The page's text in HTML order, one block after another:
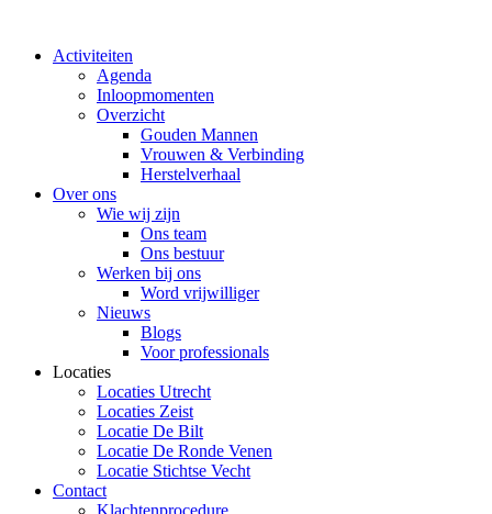
Activiteiten
Agenda
Inloopmomenten
Overzicht
Gouden Mannen
Vrouwen & Verbinding
Herstelverhaal
Over ons
Wie wij zijn
Ons team
Ons bestuur
Werken bij ons
Word vrijwilliger
Nieuws
Blogs
Voor professionals
Locaties
Locaties Utrecht
Locaties Zeist
Locatie De Bilt
Locatie De Ronde Venen
Locatie Stichtse Vecht
Contact
Klachtenprocedure